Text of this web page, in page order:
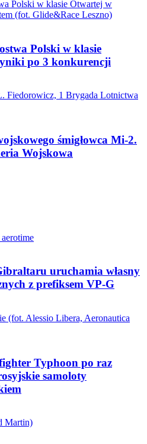
Polski w klasie
po 3 konkurencji
śmigłowca Mi-2.
Wojskowa
uruchamia własny
z prefiksem VP-G
Typhoon po raz
samoloty